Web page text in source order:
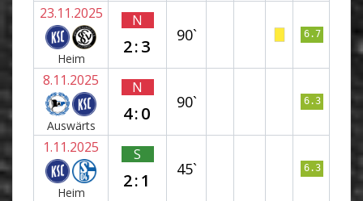
23.11.2025
Heim
N
2:3
90` 6.7
8.11.2025
Auswärts
N
4:0
90` 6.3
1.11.2025
Heim
S
2:1
45` 6.3